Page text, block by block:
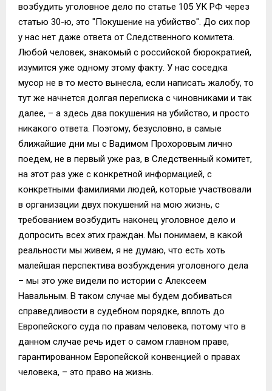
возбудить уголовное дело по статье 105 УК РФ через
статью 30-ю, это "Покушение на убийство". До сих пор
у нас нет даже ответа от Следственного комитета.
Любой человек, знакомый с российской бюрократией,
изумится уже одному этому факту. У нас соседка
мусор не в то место вынесла, если написать жалобу, то
тут же начнется долгая переписка с чиновниками и так
далее, – а здесь два покушения на убийство, и просто
никакого ответа. Поэтому, безусловно, в самые
ближайшие дни мы с Вадимом Прохоровым лично
поедем, не в первый уже раз, в Следственный комитет,
на этот раз уже с конкретной информацией, с
конкретными фамилиями людей, которые участвовали
в организации двух покушений на мою жизнь, с
требованием возбудить наконец уголовное дело и
допросить всех этих граждан. Мы понимаем, в какой
реальности мы живем, я не думаю, что есть хоть
малейшая перспектива возбуждения уголовного дела
– мы это уже видели по истории с Алексеем
Навальным. В таком случае мы будем добиваться
справедливости в судебном порядке, вплоть до
Европейского суда по правам человека, потому что в
данном случае речь идет о самом главном праве,
гарантированном Европейской конвенцией о правах
человека, – это право на жизнь.